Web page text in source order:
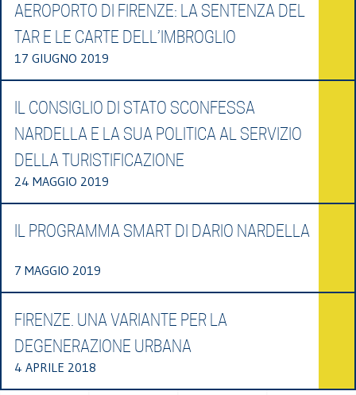
AEROPORTO DI FIRENZE: LA SENTENZA DEL
TAR E LE CARTE DELL’IMBROGLIO
17 GIUGNO 2019
IL CONSIGLIO DI STATO SCONFESSA
NARDELLA E LA SUA POLITICA AL SERVIZIO
DELLA TURISTIFICAZIONE
24 MAGGIO 2019
IL PROGRAMMA SMART DI DARIO NARDELLA
7 MAGGIO 2019
FIRENZE. UNA VARIANTE PER LA
DEGENERAZIONE URBANA
4 APRILE 2018